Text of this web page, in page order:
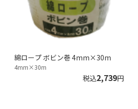
綿ロープ ボビン巻 4mm×30m
4mm×30m
税込2,739円